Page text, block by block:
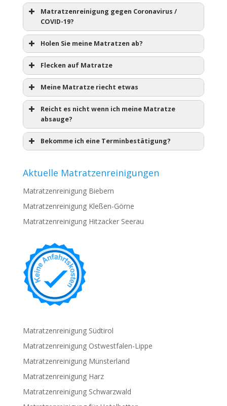
Matratzenreinigung gegen Coronavirus /
COVID-19?
Holen Sie meine Matratzen ab?
Flecken auf Matratze
Meine Matratze riecht etwas
Reicht es nicht wenn ich meine Matratze
absauge?
Bekomme ich eine Terminbestätigung?
Aktuelle Matratzenreinigungen
Matratzenreinigung Biebern
Matratzenreinigung Kleßen-Görne
Matratzenreinigung Hitzacker Seerau
Matratzenreinigung Südtirol
Matratzenreinigung Ostwestfalen-Lippe
Matratzenreinigung Münsterland
Matratzenreinigung Harz
Matratzenreinigung Schwarzwald